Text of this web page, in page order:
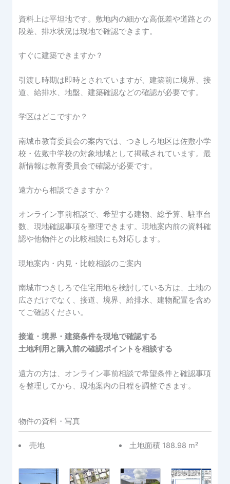
資料上は平坦地です。敷地内の細かな高低差や道路との
段差、排水状況は現地で確認できます。
すぐに建築できますか？
引渡し時期は即時とされていますが、建築前に境界、接
道、給排水、地盤、建築確認などの確認が必要です。
学区はどこですか？
南城市教育委員会の案内では、つきしろ地区は佐敷小学
校・佐敷中学校の対象地域として掲載されています。最
新情報は教育委員会で確認が必要です。
遠方から相談できますか？
オンライン事前相談で、希望する建物、総予算、駐車台
数、現地確認事項を整理できます。現地案内前の資料確
認や他物件との比較相談にも対応します。
現地案内・内見・比較相談のご案内
南城市つきしろで住宅用地を検討している方は、土地の
広さだけでなく、接道、境界、給排水、建物配置を含め
てご確認ください。
接道・境界・建築条件を現地で確認する
土地利用と購入前の確認ポイントを相談する
遠方の方は、オンライン事前相談で希望条件と確認事項
を整理してから、現地案内の日程を調整できます。
物件の資料・写真
売地 土地面積 188.98 m²